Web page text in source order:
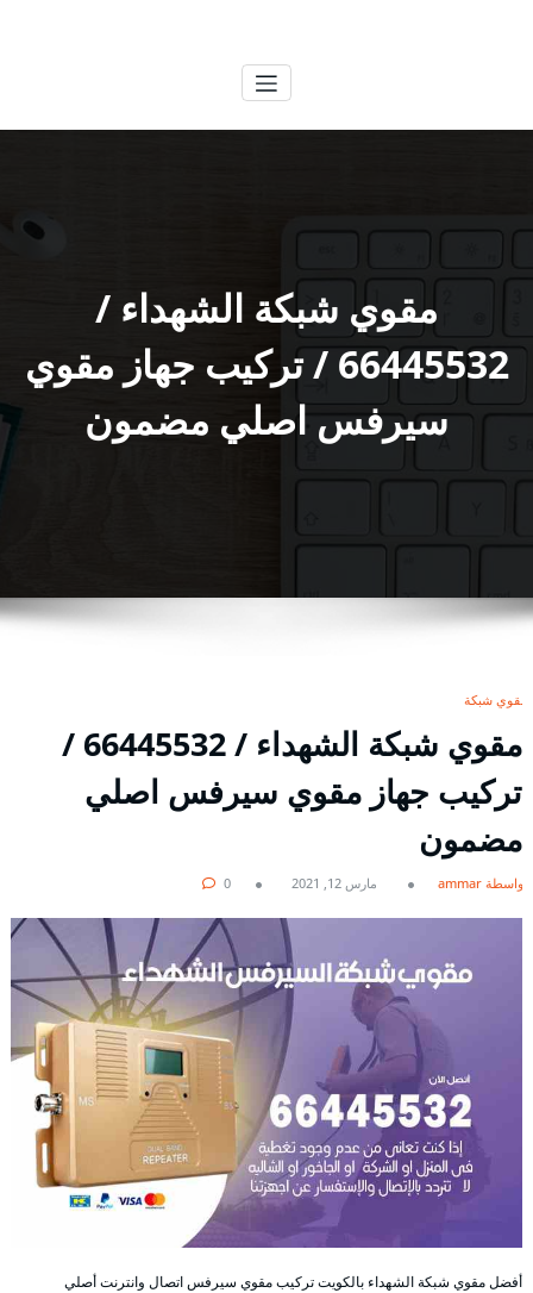
مقوي شبكة الشهداء /
66445532 / تركيب جهاز مقوي
سيرفس اصلي مضمون
مقوي شبكة
مقوي شبكة الشهداء / 66445532 /
تركيب جهاز مقوي سيرفس اصلي
مضمون
بواسطة ammar مارس 12, 2021 0
أفضل مقوي شبكة الشهداء بالكويت تركيب مقوي سيرفس اتصال وانترنت أصلي